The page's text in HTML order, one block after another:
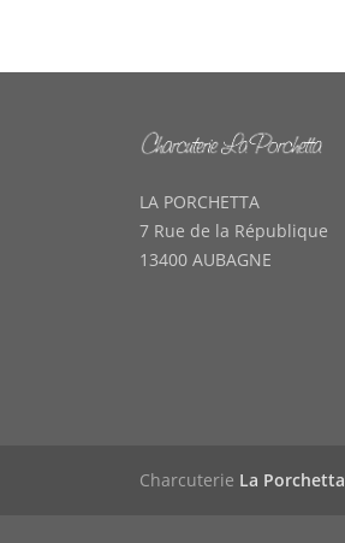
LA PORCHETTA
7 Rue de la République
13400 AUBAGNE
Charcuterie La Porchetta